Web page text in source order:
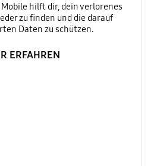
Mobile hilft dir, dein verlorenes
zu finden und die darauf
Daten zu schützen.
ERFAHREN